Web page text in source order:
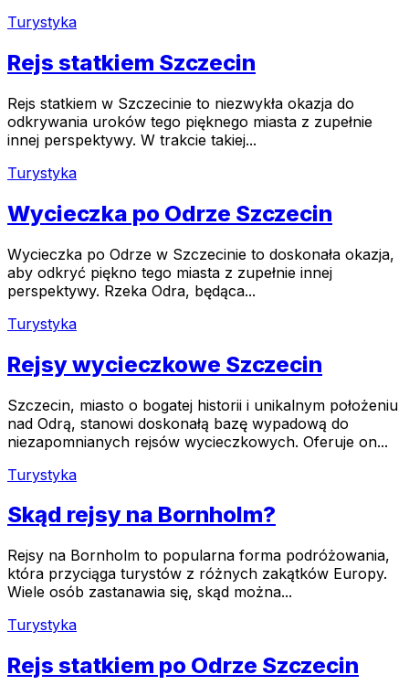
Turystyka
Rejs statkiem Szczecin
Rejs statkiem w Szczecinie to niezwykła okazja do
odkrywania uroków tego pięknego miasta z zupełnie
innej perspektywy. W trakcie takiej...
Turystyka
Wycieczka po Odrze Szczecin
Wycieczka po Odrze w Szczecinie to doskonała okazja,
aby odkryć piękno tego miasta z zupełnie innej
perspektywy. Rzeka Odra, będąca...
Turystyka
Rejsy wycieczkowe Szczecin
Szczecin, miasto o bogatej historii i unikalnym położeniu
nad Odrą, stanowi doskonałą bazę wypadową do
niezapomnianych rejsów wycieczkowych. Oferuje on...
Turystyka
Skąd rejsy na Bornholm?
Rejsy na Bornholm to popularna forma podróżowania,
która przyciąga turystów z różnych zakątków Europy.
Wiele osób zastanawia się, skąd można...
Turystyka
Rejs statkiem po Odrze Szczecin